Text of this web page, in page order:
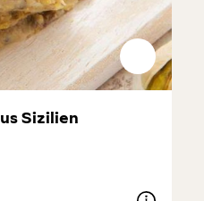
von 4.5 von 5 Sternen
Sizilien